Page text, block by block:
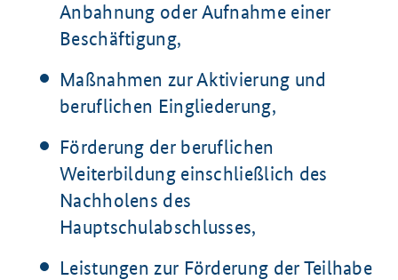
Anbahnung oder Aufnahme einer
Beschäftigung,
Maßnahmen zur Aktivierung und
beruflichen Eingliederung,
Förderung der beruflichen
Weiterbildung einschließlich des
Nachholens des
Hauptschulabschlusses,
Leistungen zur Förderung der Teilhabe